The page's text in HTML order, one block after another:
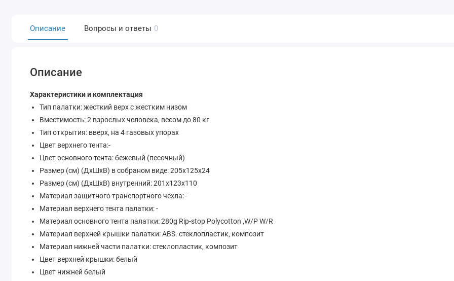
Описание Вопросы и ответы 0
Описание
Характеристики и комплектация
Тип палатки: жесткий верх с жестким низом
Вместимость: 2 взрослых человека, весом до 80 кг
Тип открытия: вверх, на 4 газовых упорах
Цвет верхнего тента:-
Цвет основного тента: бежевый (песочный)
Размер (см) (ДхШхВ) в собраном виде: 205х125х24
Размер (см) (ДхШхВ) внутренний: 201х123х110
Материал защитного транспортного чехла: -
Материал верхнего тента палатки: -
Материал основного тента палатки: 280g Rip-stop Polycotton ,W/P W/R
Материал верхней крышки палатки: ABS. стеклопластик, композит
Материал нижней части палатки: стеклопластик, композит
Цвет верхней крышки: белый
Цвет нижней белый